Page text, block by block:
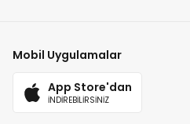
Mobil Uygulamalar
App Store'dan
İNDİREBİLİRSİNİZ